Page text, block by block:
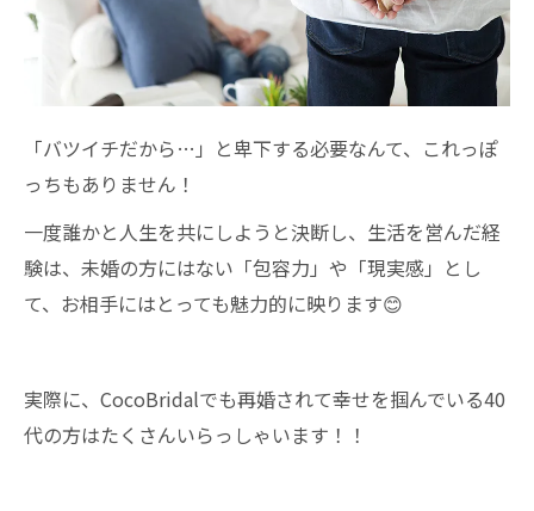
「バツイチだから…」と卑下する必要なんて、これっぽ
っちもありません！
一度誰かと人生を共にしようと決断し、生活を営んだ経
験は、未婚の方にはない「包容力」や「現実感」とし
て、お相手にはとっても魅力的に映ります😊
実際に、CocoBridalでも再婚されて幸せを掴んでいる40
代の方はたくさんいらっしゃいます！！